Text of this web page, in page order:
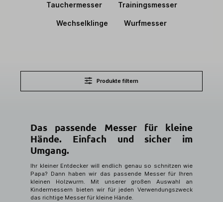
Tauchermesser Trainingsmesser
Wechselklinge Wurfmesser
Produkte filtern
Das passende Messer für kleine
Hände. Einfach und sicher im
Umgang.
Ihr kleiner Entdecker will endlich genau so schnitzen wie
Papa? Dann haben wir das passende Messer für Ihren
kleinen Holzwurm. Mit unserer großen Auswahl an
Kindermessern bieten wir für jeden Verwendungszweck
das richtige Messer für kleine Hände.